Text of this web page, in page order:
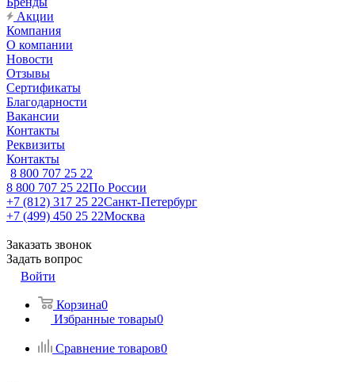
Акции
Компания
О компании
Новости
Отзывы
Сертификаты
Благодарности
Вакансии
Контакты
Реквизиты
Контакты
8 800 707 25 22
8 800 707 25 22По России
+7 (812) 317 25 22Санкт-Петербург
+7 (499) 450 25 22Москва
Заказать звонок
Задать вопрос
Войти
Корзина0
Избранные товары0
Сравнение товаров0